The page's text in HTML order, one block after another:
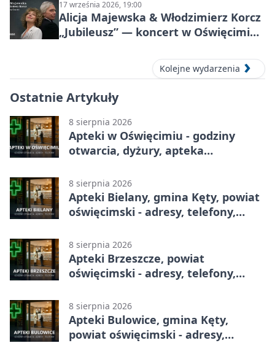
17 września 2026, 19:00
Alicja Majewska & Włodzimierz Korcz
„Jubileusz” — koncert w Oświęcimiu,
Kolejne wydarzenia
Ostatnie Artykuły
8 sierpnia 2026
Apteki w Oświęcimiu - godziny
otwarcia, dyżury, apteka
8 sierpnia 2026
Apteki Bielany, gmina Kęty, powiat
oświęcimski - adresy, telefony,
8 sierpnia 2026
Apteki Brzeszcze, powiat
oświęcimski - adresy, telefony,
8 sierpnia 2026
Apteki Bulowice, gmina Kęty,
powiat oświęcimski - adresy,